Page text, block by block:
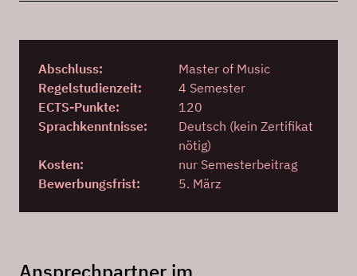
Abschluss:
Master of Music
Regelstudienzeit:
4 Semester
ECTS-Punkte:
120
Sprachkenntnisse:
Deutsch (kein Zertifikat
nötig)
Kosten:
nur Semesterbeitrag
Bewerbungsfrist:
5. März